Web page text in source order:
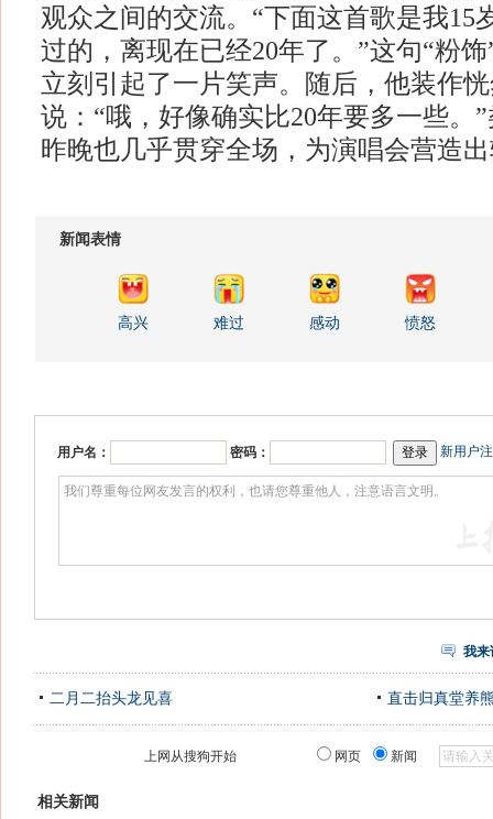
观众之间的交流。“下面这首歌是我15
过的，离现在已经20年了。”这句“粉
立刻引起了一片笑声。随后，他装作
说：“哦，好像确实比20年要多一些。
昨晚也几乎贯穿全场，为演唱会营造
新闻表情
高兴 难过 感动 愤怒
用户名： 密码： 新用户
我来
二月二抬头龙见喜 直击归真堂养
上网从搜狗开始 网页 新闻
相关新闻